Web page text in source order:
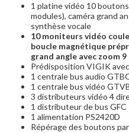
1 platine vidéo 10
modules), caméra grand
synthèse vocale
10 moniteurs vidéo
boucle magnétique
grand angle avec zoom 9
Prédisposition VIGIK
1 centrale bus audio
1 centrale bus vidéo
3 distributeurs vidéo 4
1 distributeur de bus GFC
1 alimentation PS2420D
Répérage des boutons